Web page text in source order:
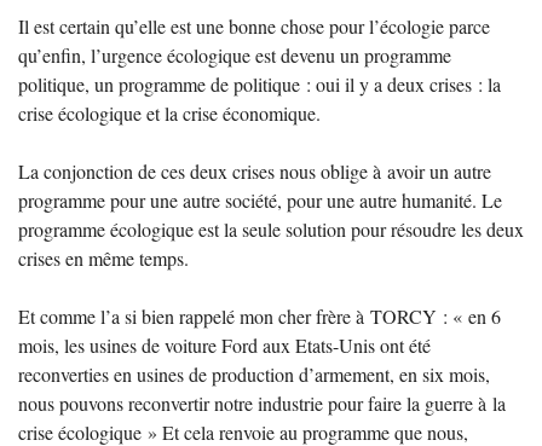
Il est certain qu’elle est une bonne chose pour l’écologie parce
qu’enfin, l’urgence écologique est devenu un programme
politique, un programme de politique : oui il y a deux crises : la
crise écologique et la crise économique.
La conjonction de ces deux crises nous oblige à avoir un autre
programme pour une autre société, pour une autre humanité. Le
programme écologique est la seule solution pour résoudre les deux
crises en même temps.
Et comme l’a si bien rappelé mon cher frère à TORCY : « en 6
mois, les usines de voiture Ford aux Etats-Unis ont été
reconverties en usines de production d’armement, en six mois,
nous pouvons reconvertir notre industrie pour faire la guerre à la
crise écologique » Et cela renvoie au programme que nous,